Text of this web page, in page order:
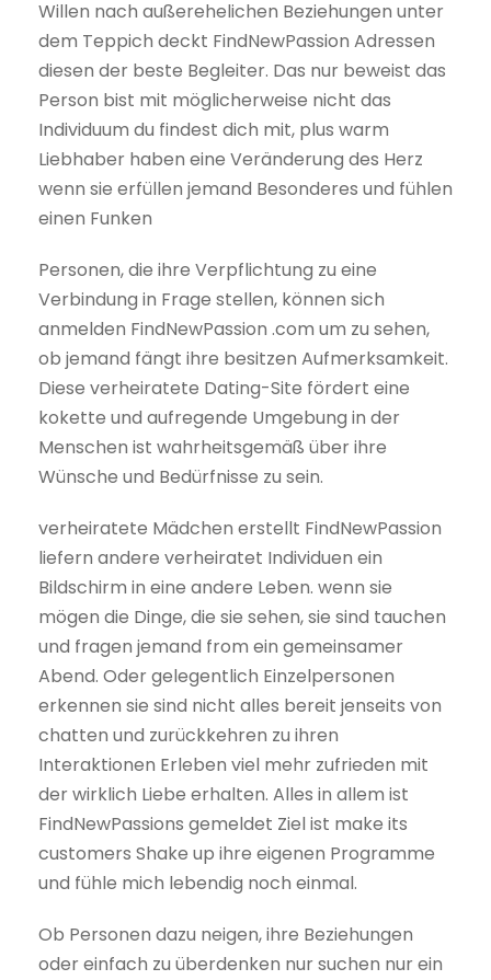
Willen nach außerehelichen Beziehungen unter
dem Teppich deckt FindNewPassion Adressen
diesen der beste Begleiter. Das nur beweist das
Person bist mit möglicherweise nicht das
Individuum du findest dich mit, plus warm
Liebhaber haben eine Veränderung des Herz
wenn sie erfüllen jemand Besonderes und fühlen
einen Funken
Personen, die ihre Verpflichtung zu eine
Verbindung in Frage stellen, können sich
anmelden FindNewPassion .com um zu sehen,
ob jemand fängt ihre besitzen Aufmerksamkeit.
Diese verheiratete Dating-Site fördert eine
kokette und aufregende Umgebung in der
Menschen ist wahrheitsgemäß über ihre
Wünsche und Bedürfnisse zu sein.
verheiratete Mädchen erstellt FindNewPassion
liefern andere verheiratet Individuen ein
Bildschirm in eine andere Leben. wenn sie
mögen die Dinge, die sie sehen, sie sind tauchen
und fragen jemand from ein gemeinsamer
Abend. Oder gelegentlich Einzelpersonen
erkennen sie sind nicht alles bereit jenseits von
chatten und zurückkehren zu ihren
Interaktionen Erleben viel mehr zufrieden mit
der wirklich Liebe erhalten. Alles in allem ist
FindNewPassions gemeldet Ziel ist make its
customers Shake up ihre eigenen Programme
und fühle mich lebendig noch einmal.
Ob Personen dazu neigen, ihre Beziehungen
oder einfach zu überdenken nur suchen nur ein